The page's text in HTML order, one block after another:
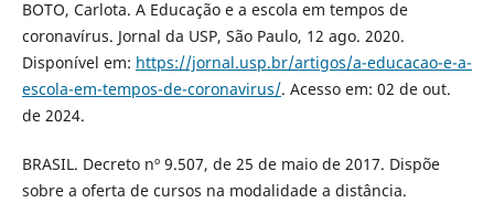
BOTO, Carlota. A Educação e a escola em tempos de
coronavírus. Jornal da USP, São Paulo, 12 ago. 2020.
Disponível em: https://jornal.usp.br/artigos/a-educacao-e-a-
escola-em-tempos-de-coronavirus/. Acesso em: 02 de out.
de 2024.
BRASIL. Decreto nº 9.507, de 25 de maio de 2017. Dispõe
sobre a oferta de cursos na modalidade a distância.